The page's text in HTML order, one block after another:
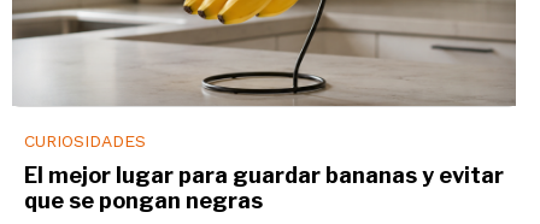
CURIOSIDADES
El mejor lugar para guardar bananas y evitar
que se pongan negras